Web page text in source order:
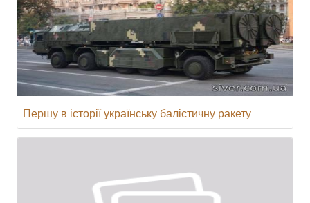
Першу в історії українську балістичну ракету